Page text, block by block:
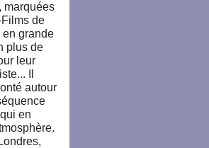
marquées
de
grande
plus de
leur
Il
autour
en